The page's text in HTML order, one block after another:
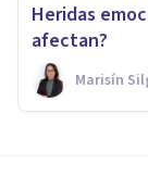
Heridas
afectan?
Marisín